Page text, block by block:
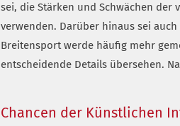
sei, die Stärken und Schwächen
verwenden. Darüber hinaus sei
Breitensport werde häufig mehr
entscheidende Details übersehen.
Chancen der Künstlichen